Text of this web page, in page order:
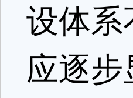
设体系
应逐